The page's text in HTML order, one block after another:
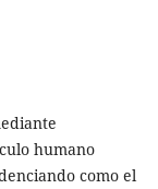
humano
como el